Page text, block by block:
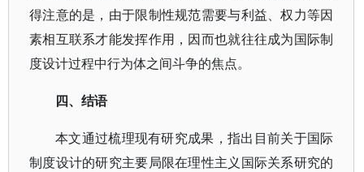
得注意的是，由于限制性规范需要与利益、权力等因
素相互联系才能发挥作用，因而也就往往成为国际制
度设计过程中行为体之间斗争的焦点。
四、结语
本文通过梳理现有研究成果，指出目前关于国际
制度设计的研究主要局限在理性主义国际关系研究的